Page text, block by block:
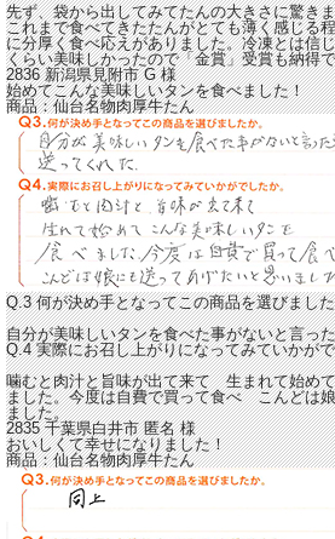
先ず、袋から出してみてたんの大きさに驚き
これまで食べてきたたんがとても薄く感じる程
に分厚く食べ応えがありました。冷凍とは信
くらい美味しかったので「金賞」受賞も納得
2836 新潟県見附市G様
始めてこんな美味しいタンを食べました！
商品：仙台名物肉厚牛たん
Q.3 何が決め手となってこの商品を選びまし
自分が美味しいタンを食べた事がないと言っ
Q.4 実際にお召し上がりになってみていかが
噛むと肉汁と旨味が出て来て 生まれて始め
ました。今度は自費で買って食べ こんどは
ました。
2835 千葉県白井市匿名様
おいしくて幸せになりました！
商品：仙台名物肉厚牛たん